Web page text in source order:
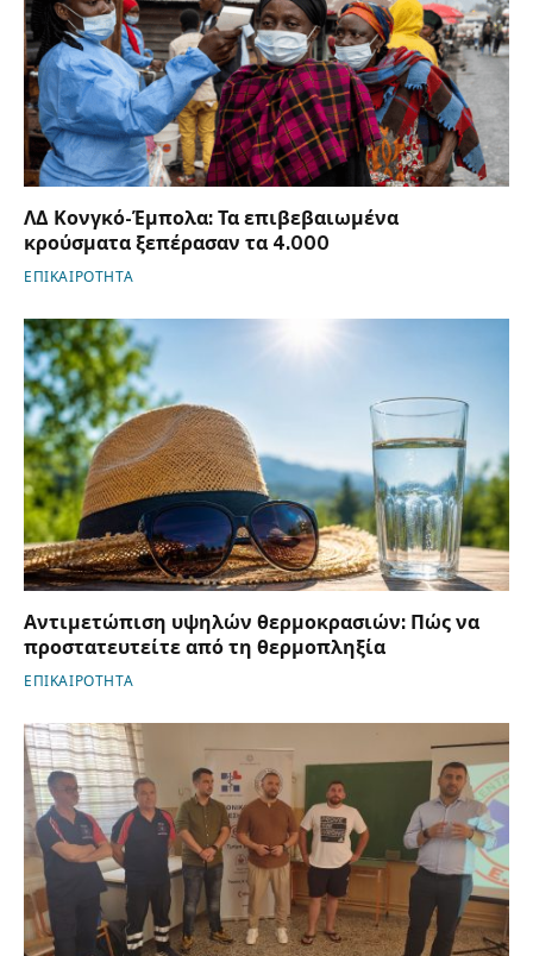
ΛΔ Κονγκό-Έμπολα: Τα επιβεβαιωμένα
κρούσματα ξεπέρασαν τα 4.000
ΕΠΙΚΑΙΡΟΤΗΤΑ
Αντιμετώπιση υψηλών θερμοκρασιών: Πώς να
προστατευτείτε από τη θερμοπληξία
ΕΠΙΚΑΙΡΟΤΗΤΑ